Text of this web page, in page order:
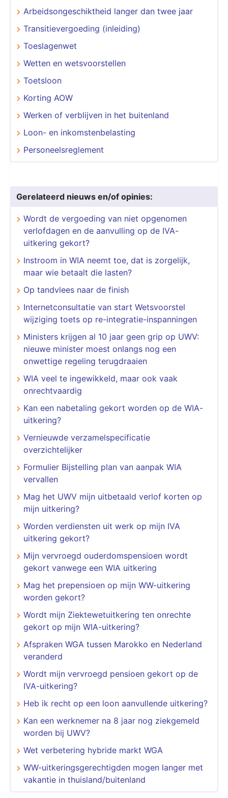
Arbeidsongeschiktheid langer dan twee jaar
Transitievergoeding (inleiding)
Toeslagenwet
Wetten en wetsvoorstellen
Toetsloon
Korting AOW
Werken of verblijven in het buitenland
Loon- en inkomstenbelasting
Personeelsreglement
Gerelateerd nieuws en/of opinies:
Wordt de vergoeding van niet opgenomen
verlofdagen en de aanvulling op de IVA-
uitkering gekort?
​​​​​​​Instroom in WIA neemt toe, dat is zorgelijk,
maar wie betaalt die lasten?
Op tandvlees naar de finish
Internetconsultatie van start Wetsvoorstel
wijziging toets op re-integratie-inspanningen
Ministers krijgen al 10 jaar geen grip op UWV:
nieuwe minister moest onlangs nog een
onwettige regeling terugdraaien
WIA veel te ingewikkeld, maar ook vaak
onrechtvaardig
Kan een nabetaling gekort worden op de WIA-
uitkering?
Vernieuwde verzamelspecificatie
overzichtelijker
Formulier Bijstelling plan van aanpak WIA
vervallen
Mag het UWV mijn uitbetaald verlof korten op
mijn uitkering?
Worden verdiensten uit werk op mijn IVA
uitkering gekort?
Mijn vervroegd ouderdomspensioen wordt
gekort vanwege een WIA uitkering
Mag het prepensioen op mijn WW-uitkering
worden gekort?
Wordt mijn Ziektewetuitkering ten onrechte
gekort op mijn WIA-uitkering?
Afspraken WGA tussen Marokko en Nederland
veranderd
Wordt mijn vervroegd pensioen gekort op de
IVA-uitkering?
Heb ik recht op een loon aanvullende uitkering?
Kan een werknemer na 8 jaar nog ziekgemeld
worden bij UWV?
Wet verbetering hybride markt WGA
WW-uitkeringsgerechtigden mogen langer met
vakantie in thuisland/buitenland